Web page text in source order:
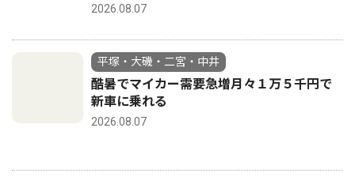
2026.08.07
平塚・大磯・二宮・中井
酷暑でマイカー需要急増月々１万５千円で
新車に乗れる
2026.08.07